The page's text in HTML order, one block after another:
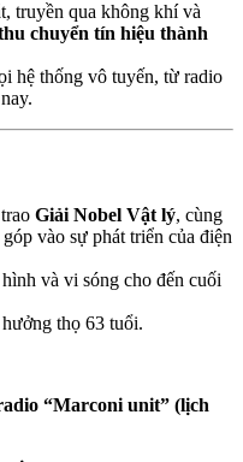
truyền qua không khí và
chuyển tín hiệu thành
hệ thống vô tuyến, từ radio
Giải Nobel Vật lý, cùng
vào sự phát triển của điện
và vi sóng cho đến cuối
thọ 63 tuổi.
“Marconi unit” (lịch